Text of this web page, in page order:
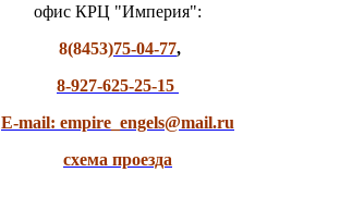
офис КРЦ "Империя":
8(8453)75-04-77,
8-927-625-25-15
E-mail: empire_engels@mail.ru
схема проезда